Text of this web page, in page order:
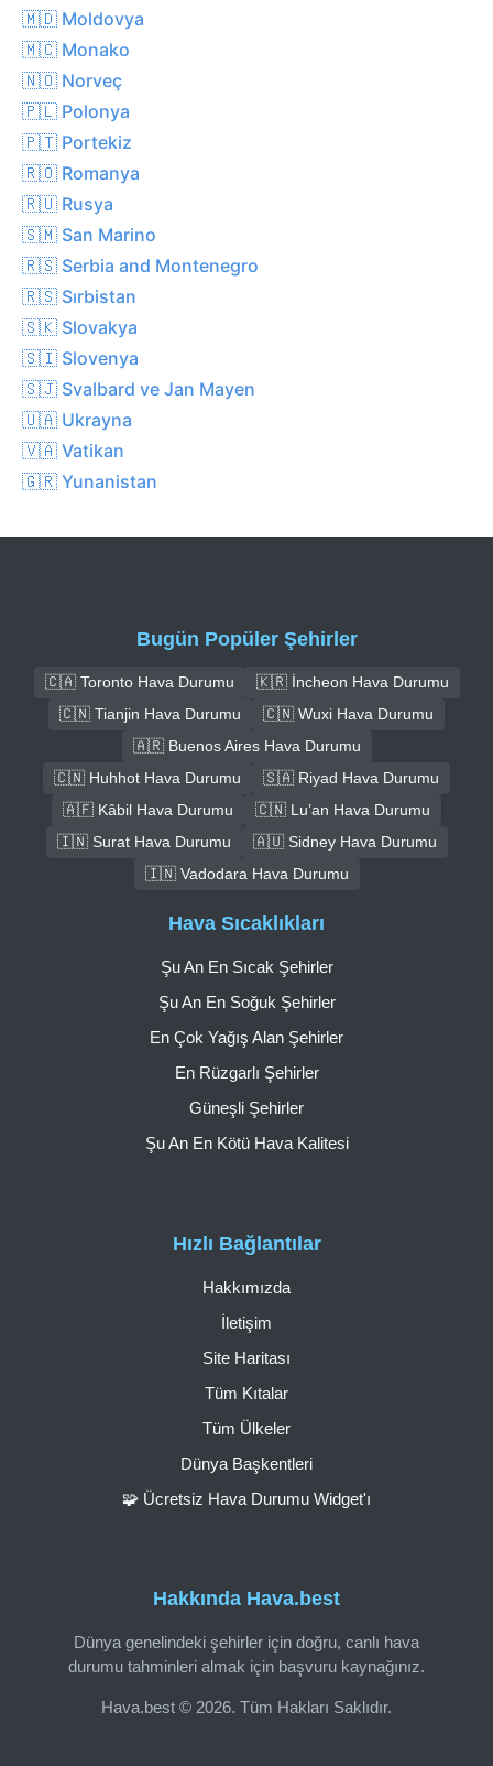
🇲🇩 Moldovya
🇲🇨 Monako
🇳🇴 Norveç
🇵🇱 Polonya
🇵🇹 Portekiz
🇷🇴 Romanya
🇷🇺 Rusya
🇸🇲 San Marino
🇷🇸 Serbia and Montenegro
🇷🇸 Sırbistan
🇸🇰 Slovakya
🇸🇮 Slovenya
🇸🇯 Svalbard ve Jan Mayen
🇺🇦 Ukrayna
🇻🇦 Vatikan
🇬🇷 Yunanistan
Bugün Popüler Şehirler
🇨🇦 Toronto Hava Durumu
🇰🇷 İncheon Hava Durumu
🇨🇳 Tianjin Hava Durumu
🇨🇳 Wuxi Hava Durumu
🇦🇷 Buenos Aires Hava Durumu
🇨🇳 Huhhot Hava Durumu
🇸🇦 Riyad Hava Durumu
🇦🇫 Kâbil Hava Durumu
🇨🇳 Lu’an Hava Durumu
🇮🇳 Surat Hava Durumu
🇦🇺 Sidney Hava Durumu
🇮🇳 Vadodara Hava Durumu
Hakkında Hava.best
Dünya genelindeki şehirler için doğru, canlı hava
durumu tahminleri almak için başvuru kaynağınız.
Hava.best © 2026. Tüm Hakları Saklıdır.
Hızlı Bağlantılar
Hakkımızda
İletişim
Site Haritası
Tüm Kıtalar
Tüm Ülkeler
Dünya Başkentleri
🧩 Ücretsiz Hava Durumu Widget'ı
Hava Sıcaklıkları
Şu An En Sıcak Şehirler
Şu An En Soğuk Şehirler
En Çok Yağış Alan Şehirler
En Rüzgarlı Şehirler
Güneşli Şehirler
Şu An En Kötü Hava Kalitesi